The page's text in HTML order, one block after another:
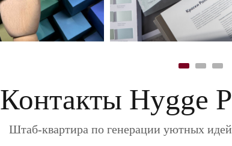
Контакты Hygge
Штаб-квартира по генерации уютных